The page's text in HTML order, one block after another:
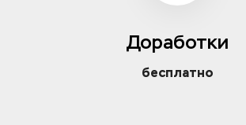
Доработки
бесплатно